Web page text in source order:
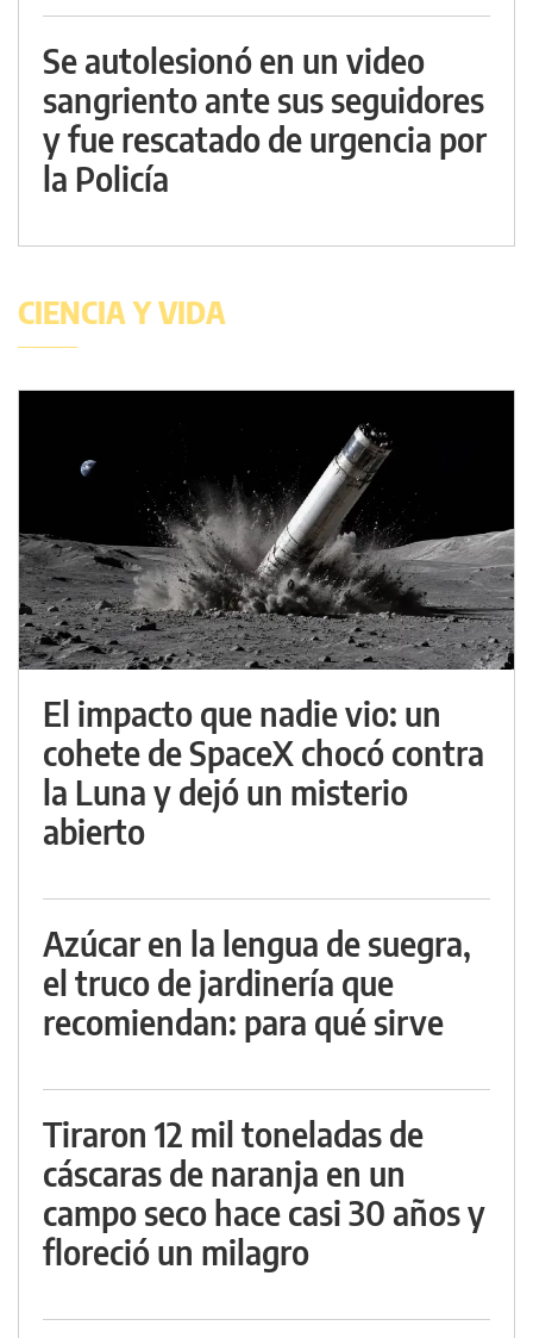
Se autolesionó en un video
sangriento ante sus seguidores
y fue rescatado de urgencia por
la Policía
CIENCIA Y VIDA
El impacto que nadie vio: un
cohete de SpaceX chocó contra
la Luna y dejó un misterio
abierto
Azúcar en la lengua de suegra,
el truco de jardinería que
recomiendan: para qué sirve
Tiraron 12 mil toneladas de
cáscaras de naranja en un
campo seco hace casi 30 años y
floreció un milagro